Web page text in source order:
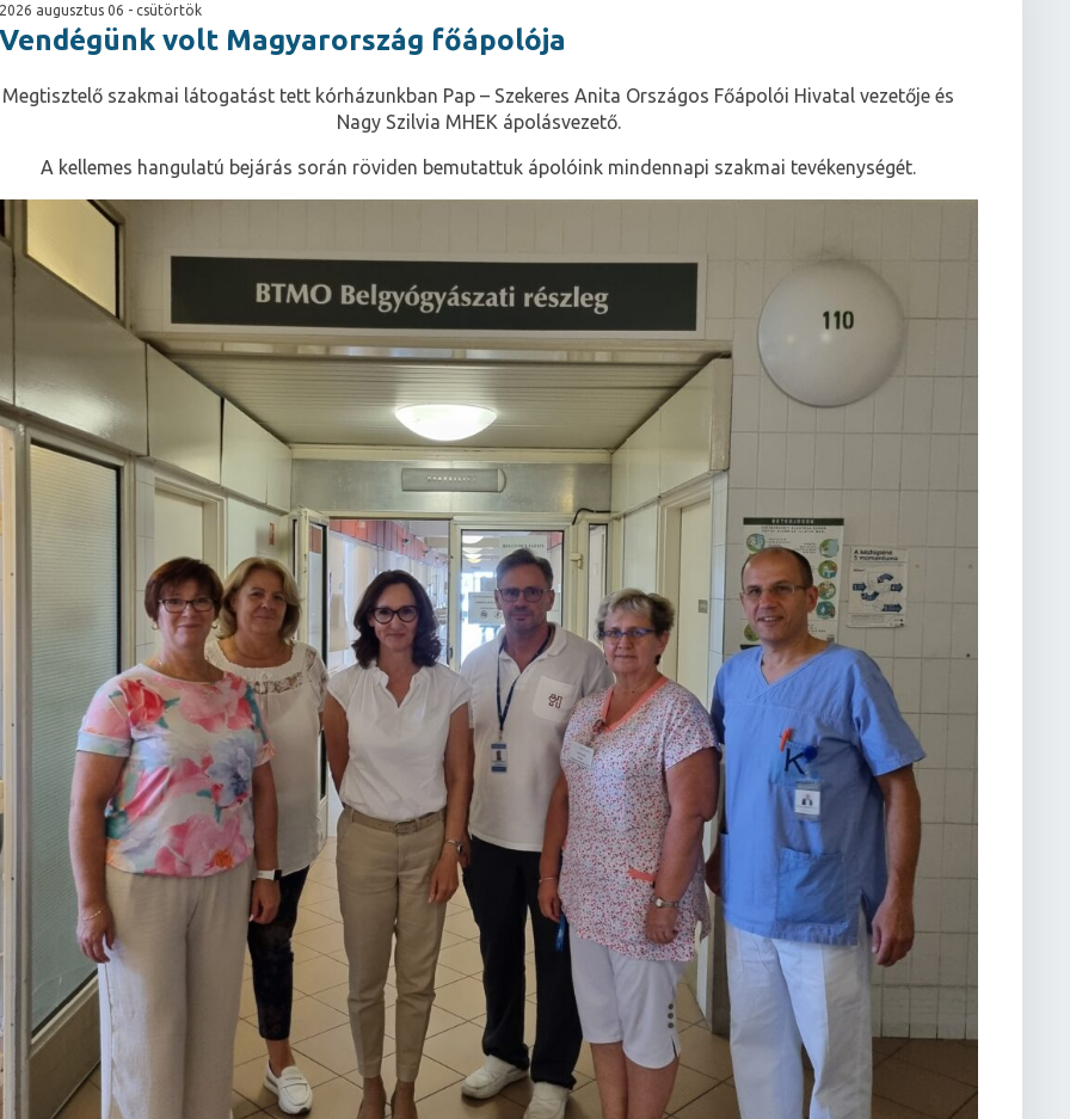
2026 augusztus 06 - csütörtök
Vendégünk volt Magyarország főápolója
Megtisztelő szakmai látogatást tett kórházunkban Pap – Szekeres Anita Országos Főápolói Hivatal vezetője és
Nagy Szilvia MHEK ápolásvezető.
A kellemes hangulatú bejárás során röviden bemutattuk ápolóink mindennapi szakmai tevékenységét.